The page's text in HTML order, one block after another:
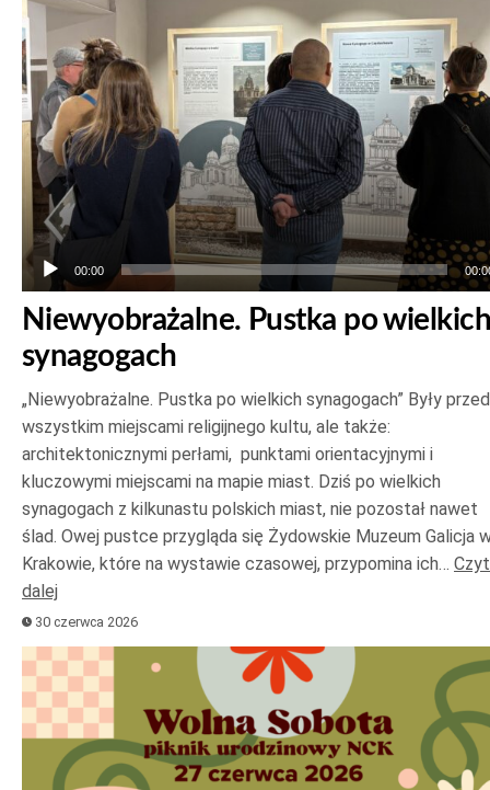
00:00
Niewyobrażalne. Pustka po wielkich
synagogach
„Niewyobrażalne. Pustka po wielkich synagogach” Były
wszystkim miejscami religijnego kultu, ale także:
architektonicznymi perłami, punktami orientacyjnymi i
kluczowymi miejscami na mapie miast. Dziś po wielkich
synagogach z kilkunastu polskich miast, nie pozostał nawet
ślad. Owej pustce przygląda się Żydowskie Muzeum Galicja
Krakowie, które na wystawie czasowej, przypomina ich…
dalej
30 czerwca 2026
Odtwarzacz
plików
dźwiękowych